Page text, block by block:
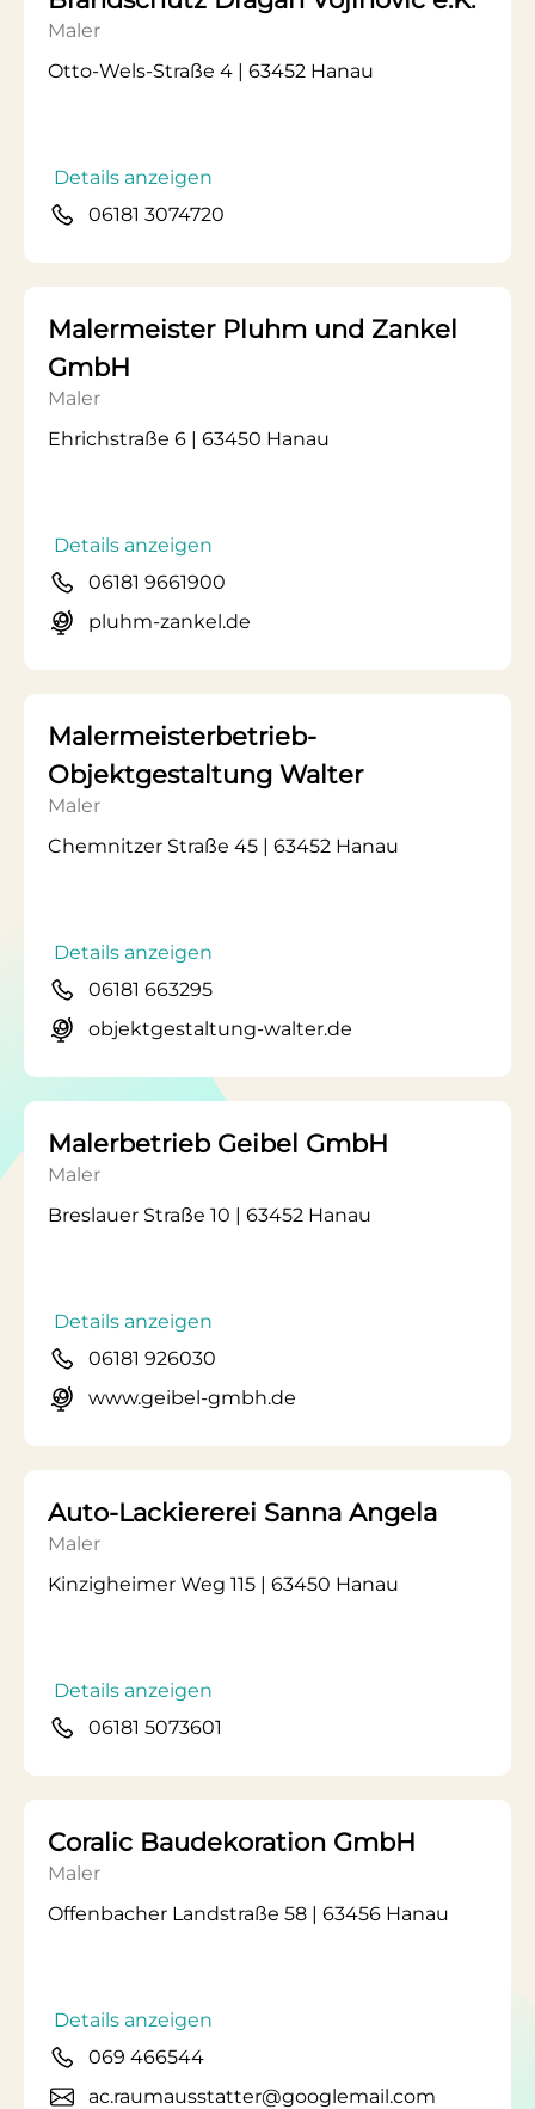
Maler
Otto-Wels-Straße 4 | 63452 Hanau
Details anzeigen
06181 3074720
Malermeister Pluhm und Zankel
GmbH
Maler
Ehrichstraße 6 | 63450 Hanau
Details anzeigen
06181 9661900
pluhm-zankel.de
Malermeisterbetrieb-
Objektgestaltung Walter
Maler
Chemnitzer Straße 45 | 63452 Hanau
Details anzeigen
06181 663295
objektgestaltung-walter.de
Malerbetrieb Geibel GmbH
Maler
Breslauer Straße 10 | 63452 Hanau
Details anzeigen
06181 926030
www.geibel-gmbh.de
Auto-Lackiererei Sanna Angela
Maler
Kinzigheimer Weg 115 | 63450 Hanau
Details anzeigen
06181 5073601
Coralic Baudekoration GmbH
Maler
Offenbacher Landstraße 58 | 63456 Hanau
Details anzeigen
069 466544
ac.raumausstatter@googlemail.com